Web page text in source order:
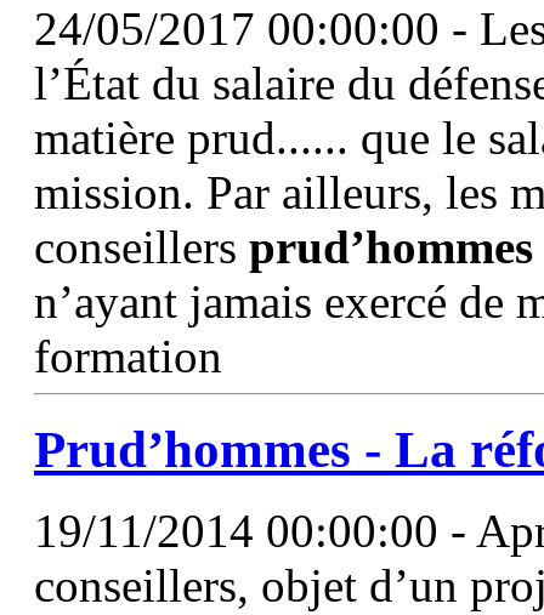
24/05/2017 00:00:00 -
l’État du salaire du
matière prud...... que le
mission. Par ailleurs, les
conseillers prud’hommes
n’ayant jamais exercé de
formation
Prud’hommes - La
19/11/2014 00:00:00 -
conseillers, objet d’un